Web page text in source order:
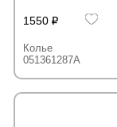
1550
Колье
051361287A